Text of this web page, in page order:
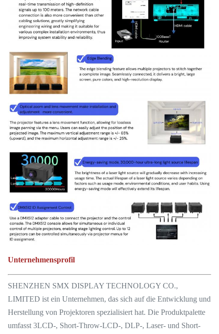
Unternehmensprofil
SHENZHEN SMX DISPLAY TECHNOLOGY CO.,
LIMITED ist ein Unternehmen, das sich auf die Entwicklung und
Herstellung von Projektoren spezialisiert hat. Die Produktpalette
umfasst 3LCD-, Short-Throw-LCD-, DLP-, Laser- und Short-